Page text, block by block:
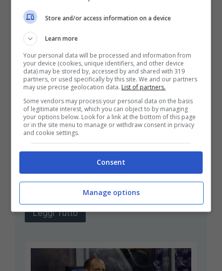
Conte torna in Serie A: la
destinazione spiazza tutti
Ottobre 29, 2023 Roberto Naccarella
Antonio Conte è ormai a un passo dal
ritorno in Serie A: il tecnico salentino ha
trovato l’intesa, nessuno se l’aspettava. ...
Leggi Tutto
Store and/or access information on a device
Learn more
Your personal data will be processed and information from
your device (cookies, unique identifiers, and other device
data) may be stored by, accessed by and shared with 319
partners, or used specifically by this site. We and our partners
may use precise geolocation data. List of partners.
Some vendors may process your personal data on the basis
of legitimate interest, which you can object to by managing
your options below. Look for a link at the bottom of this page
or in the site menu to manage or withdraw consent in privacy
and cookie settings.
Consent
Manage options